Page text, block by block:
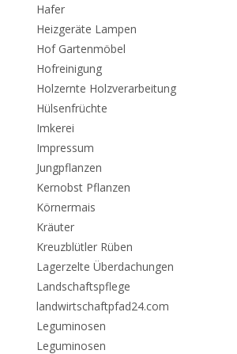
Hafer
Heizgeräte Lampen
Hof Gartenmöbel
Hofreinigung
Holzernte Holzverarbeitung
Hülsenfrüchte
Imkerei
Impressum
Jungpflanzen
Kernobst Pflanzen
Körnermais
Kräuter
Kreuzblütler Rüben
Lagerzelte Überdachungen
Landschaftspflege
landwirtschaftpfad24.com
Leguminosen
Leguminosen